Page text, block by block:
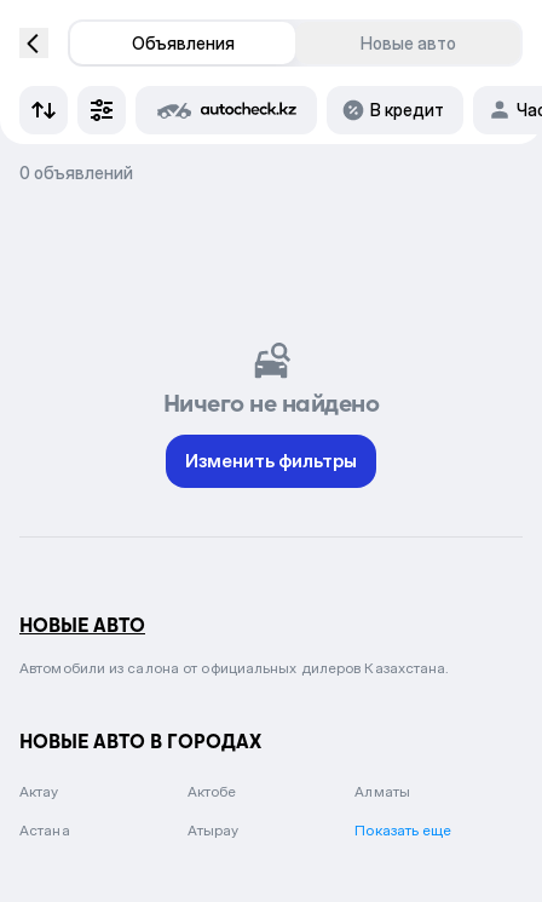
Объявления Новые авто
В кредит
0 объявлений
Ничего не найдено
Изменить фильтры
НОВЫЕ АВТО
Автомобили из салона от официальных дилеров Казахстана.
НОВЫЕ АВТО В ГОРОДАХ
Актау Актобе Алматы
Астана Атырау Показать еще